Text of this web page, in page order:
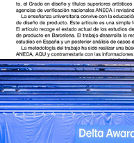
Contexts of